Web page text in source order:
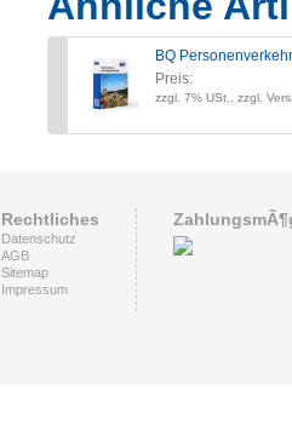
BQ
Preis:
zzgl. 7% USt., zzgl.
Rechtliches
Datenschutz
AGB
Sitemap
Impressum